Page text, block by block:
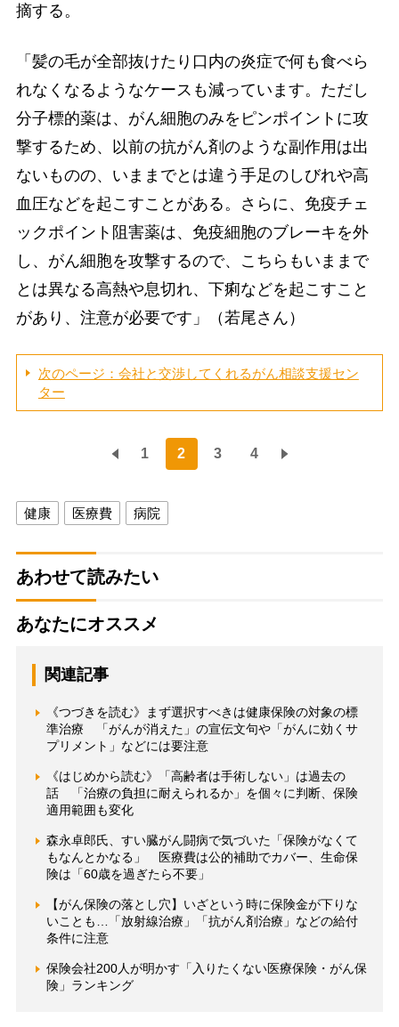
摘する。
「髪の毛が全部抜けたり口内の炎症で何も食べら
れなくなるようなケースも減っています。ただし
分子標的薬は、がん細胞のみをピンポイントに攻
撃するため、以前の抗がん剤のような副作用は出
ないものの、いままでとは違う手足のしびれや高
血圧などを起こすことがある。さらに、免疫チェ
ックポイント阻害薬は、免疫細胞のブレーキを外
し、がん細胞を攻撃するので、こちらもいままで
とは異なる高熱や息切れ、下痢などを起こすこと
があり、注意が必要です」（若尾さん）
次のページ：会社と交渉してくれるがん相談支援セン
ター
1 2 3 4
健康 医療費 病院
あわせて読みたい
あなたにオススメ
関連記事
《つづきを読む》まず選択すべきは健康保険の対象の標
準治療 「がんが消えた」の宣伝文句や「がんに効くサ
プリメント」などには要注意
《はじめから読む》「高齢者は手術しない」は過去の
話 「治療の負担に耐えられるか」を個々に判断、保険
適用範囲も変化
森永卓郎氏、すい臓がん闘病で気づいた「保険がなくて
もなんとかなる」 医療費は公的補助でカバー、生命保
険は「60歳を過ぎたら不要」
【がん保険の落とし穴】いざという時に保険金が下りな
いことも…「放射線治療」「抗がん剤治療」などの給付
条件に注意
保険会社200人が明かす「入りたくない医療保険・がん保
険」ランキング